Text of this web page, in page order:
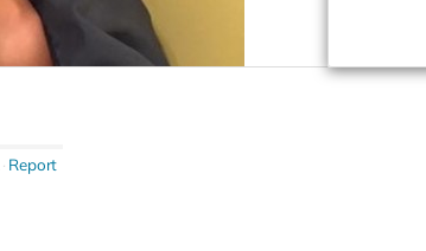
Report